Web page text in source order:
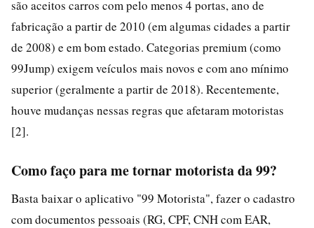
são aceitos carros com pelo menos 4 portas, ano de
fabricação a partir de 2010 (em algumas cidades a partir
de 2008) e em bom estado. Categorias premium (como
99Jump) exigem veículos mais novos e com ano mínimo
superior (geralmente a partir de 2018). Recentemente,
houve mudanças nessas regras que afetaram motoristas
[2].
Como faço para me tornar motorista da 99?
Basta baixar o aplicativo "99 Motorista", fazer o cadastro
com documentos pessoais (RG, CPF, CNH com EAR,